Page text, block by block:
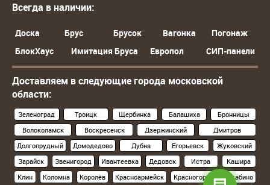
Всегда в наличии:
Доска Брус Брусок Вагонка
Погонаж
БлокХаус
Имитация Бруса Европол СИП-панели
Доставляем в следующие города московской
области:
Зеленоград Троицк Щербинка Балашиха
Бронницы
Волоколамск
Воскресенск Дзержинский
Дмитров
Долгопрудный
Домодедово Дубна Егорьевск
Жуковский
Зарайск
Звенигород Ивантеевка Дедовск Истра
Кашира
Клин
Коломна Королёв Красноармейск Красногорск
Нахабино